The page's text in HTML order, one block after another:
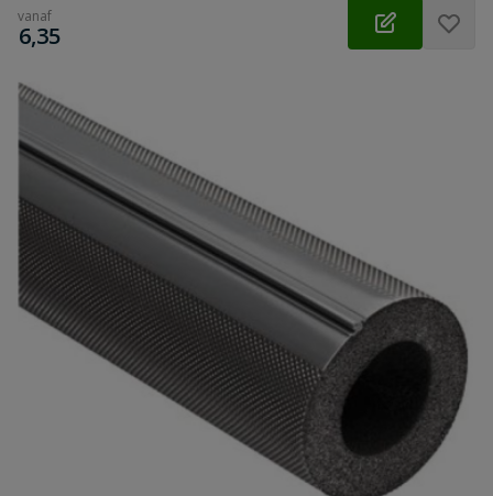
vanaf
€
6,35